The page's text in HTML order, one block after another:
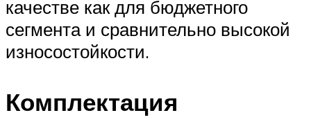
качестве как для бюджетного
сегмента и сравнительно высокой
износостойкости.
Комплектация